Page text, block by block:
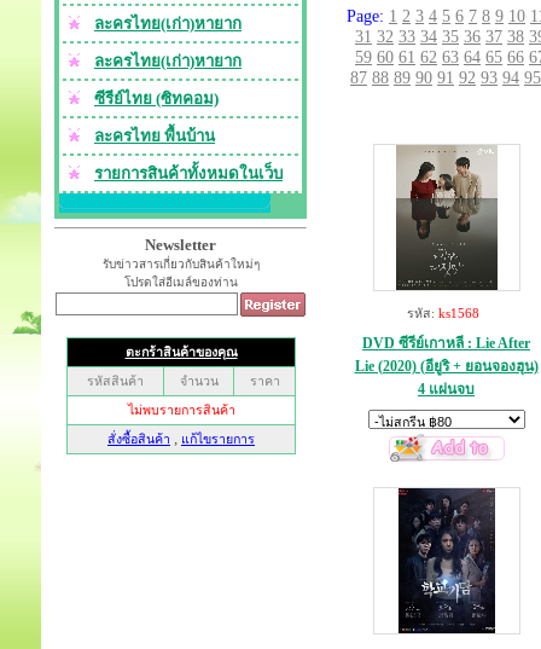
ละครไทย(เก่า)หายาก
ละครไทย(เก่า)หายาก
ซีรีย์ไทย (ซิทคอม)
ละครไทย พื้นบ้าน
รายการสินค้าทั้งหมดในเว็บ
Newsletter
รับข่าวสารเกี่ยวกับสินค้าใหม่ๆ
โปรดใส่อีเมล์ของท่าน
Page: 1 2 3 4 5 6 7 8 9 10
31 32 33 34 35 36 37 38
59 60 61 62 63 64 65 66
87 88 89 90 91 92 93 94 95
รหัส: ks1568
DVD ซีรีย์เกาหลี : Lie After
Lie (2020) (อียูริ + ยอนจองฮุน)
4 แผ่นจบ